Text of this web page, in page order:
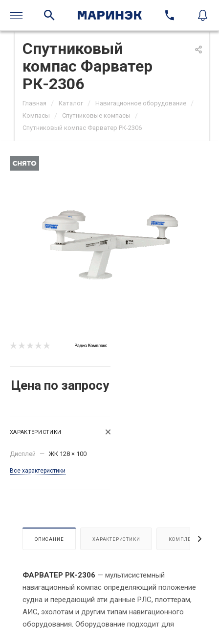
Спутниковый
компас Фарватер
РК-2306
Главная / Каталог / Навигационное оборудование /
Компасы / Спутниковые компасы /
Спутниковый компас Фарватер РК-2306
Цена по запросу
ХАРАКТЕРИСТИКИ
Дисплей — ЖК 128 × 100
Все характеристики
ОПИСАНИЕ ХАРАКТЕРИСТИКИ КОМПЛЕКТАЦИЯ
ФАРВАТЕР РК-2306 — мультисистемный
навигационный компас определяющий положение
судна и передающий эти данные РЛС, плоттерам,
АИС, эхолотам и другим типам навигационного
оборудования. Оборудование подходит для